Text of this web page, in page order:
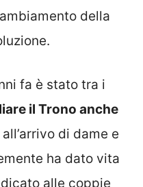
della
fa è stato tra i
il Trono anche
di dame e
ha dato vita
alle coppie